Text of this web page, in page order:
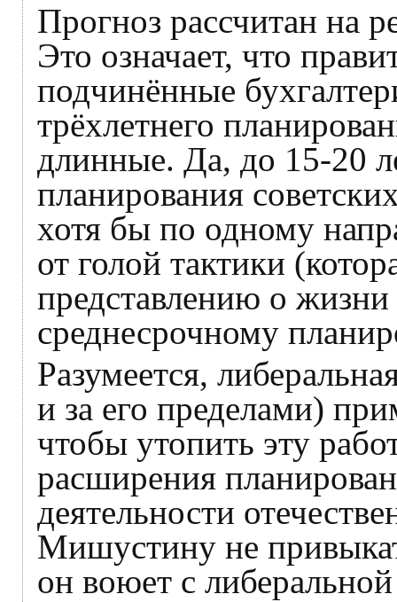
Прогноз рассчитан на
Это означает, что
подчинённые
трёхлетнего
длинные. Да, до 15-20
планирования
хотя бы по одному
от голой тактики
представлению о
среднесрочному
Разумеется,
и за его пределами)
чтобы утопить эту
расширения
деятельности
Мишустину не
он воюет с